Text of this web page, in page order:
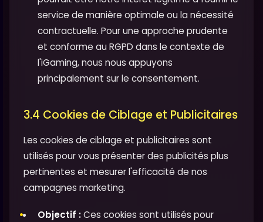
service de manière optimale ou la nécessité
contractuelle. Pour une approche prudente
et conforme au RGPD dans le contexte de
l'iGaming, nous nous appuyons
principalement sur le consentement.
3.4 Cookies de Ciblage et Publicitaires
Les cookies de ciblage et publicitaires sont
utilisés pour vous présenter des publicités plus
pertinentes et mesurer l'efficacité de nos
campagnes marketing.
Objectif :Ces cookies sont utilisés pour